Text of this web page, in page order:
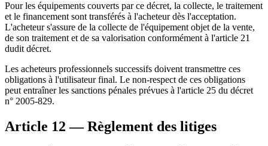
Pour les équipements couverts par ce décret, la collecte, le traitement
et le financement sont transférés à l'acheteur dès l'acceptation.
L'acheteur s'assure de la collecte de l'équipement objet de la vente,
de son traitement et de sa valorisation conformément à l'article 21
dudit décret.
Les acheteurs professionnels successifs doivent transmettre ces
obligations à l'utilisateur final. Le non-respect de ces obligations
peut entraîner les sanctions pénales prévues à l'article 25 du décret
n° 2005-829.
Article 12 — Règlement des litiges